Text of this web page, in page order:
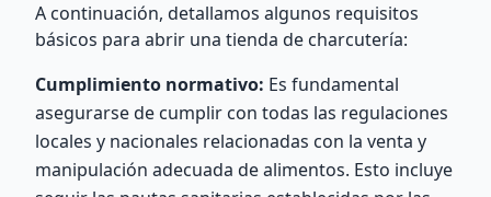
A continuación, detallamos algunos requisitos
básicos para abrir una tienda de charcutería:
Cumplimiento normativo: Es fundamental
asegurarse de cumplir con todas las regulaciones
locales y nacionales relacionadas con la venta y
manipulación adecuada de alimentos. Esto incluye